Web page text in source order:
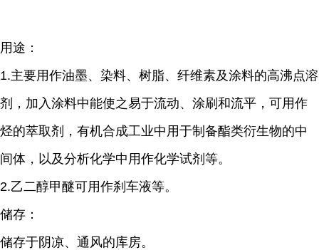
用途：
1.主要用作油墨、染料、树脂、纤维素及涂料的高沸点溶
剂，加入涂料中能使之易于流动、涂刷和流平，可用作
烃的萃取剂，有机合成工业中用于制备酯类衍生物的中
间体，以及分析化学中用作化学试剂等。
2.乙二醇甲醚可用作刹车液等。
储存：
储存于阴凉、通风的库房。